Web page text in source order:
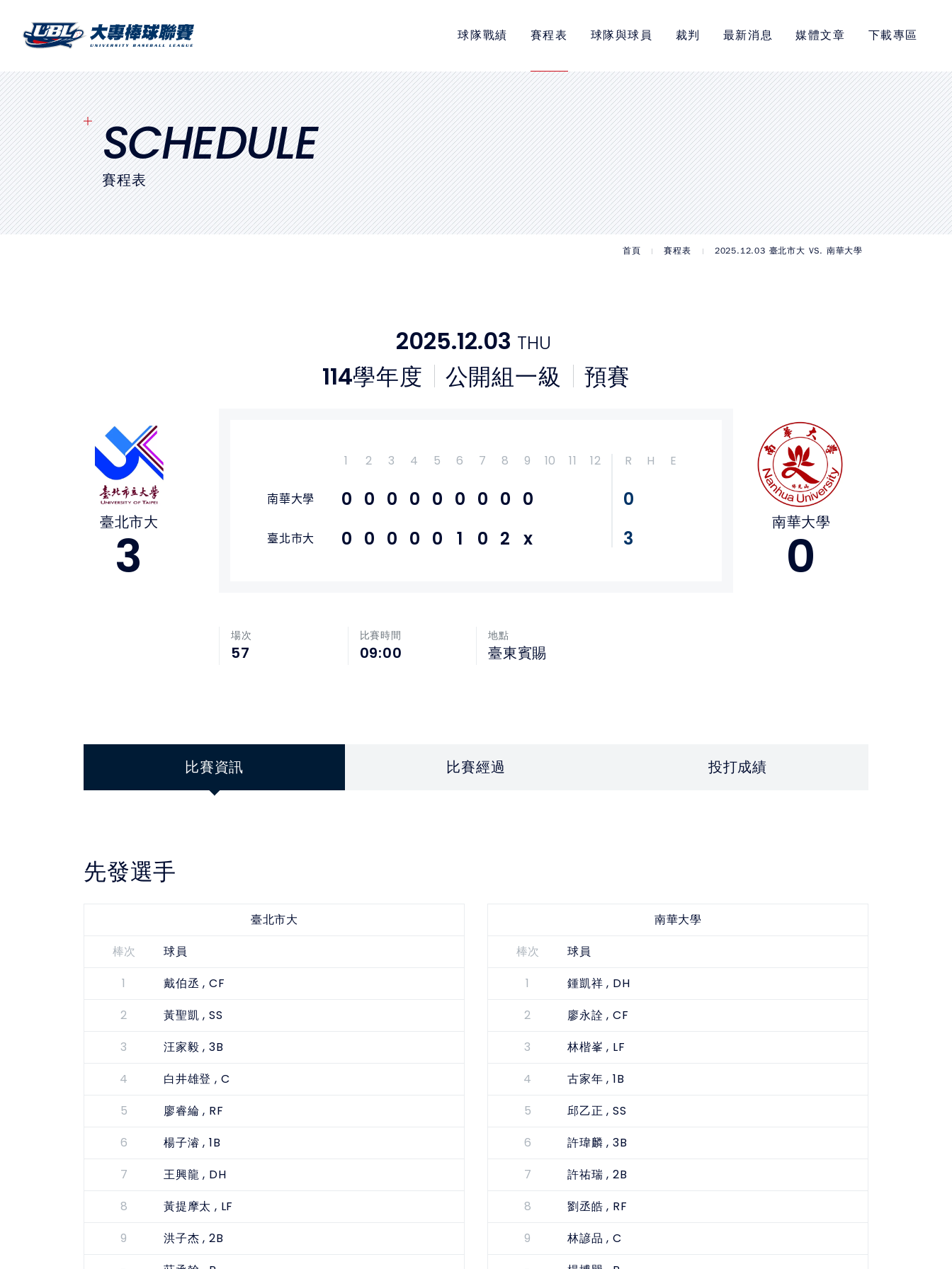
球隊戰績 賽程表 球隊與球員 裁判 最新消息 媒體文章 下載專區
SITEMAP
首頁
球隊戰績
賽程表
球隊與球員
裁判
隱私權政策
網站使用條款
LINK
教育部體育署
中華民國大專院校體育總會
SCHEDULE
賽程表
首頁 賽程表 2025.12.03 臺北市大 VS. 南華大學
2025.12.03 THU
114學年度 公開組一級 預賽
臺北市大
3
南華大學
0
1 2 3 4 5 6 7 8 9 10 11 12 R H E
南華大學 0 0 0 0 0 0 0 0 0 0
臺北市大 0 0 0 0 0 1 0 2 x 3
場次
57
比賽時間
09:00
地點
臺東賓賜
比賽資訊 比賽經過 投打成績
先發選手
臺北市大
棒次 球員
1 戴伯丞 , CF
2
黃聖凱 , SS
3
汪家毅 , 3B
4
白井雄登 , C
5
廖睿綸 , RF
6
楊子濬 , 1B
7
王興龍 , DH
8
黃提摩太 , LF
9
洪子杰 , 2B
南華大學
棒次 球員
1 鍾凱祥 , DH
2
廖永詮 , CF
3
林楷峯 , LF
4
古家年 , 1B
5
邱乙正 , SS
6
許瑋麟 , 3B
7
許祐瑞 , 2B
8
劉丞皓 , RF
9
林諺品 , C